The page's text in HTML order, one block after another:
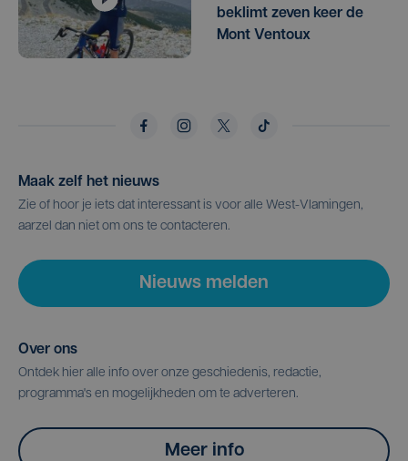
beklimt zeven keer de
Mont Ventoux
Maak zelf het nieuws
Zie of hoor je iets dat interessant is voor alle West-Vlamingen,
aarzel dan niet om ons te contacteren.
Nieuws melden
Over ons
Ontdek hier alle info over onze geschiedenis, redactie,
programma's en mogelijkheden om te adverteren.
Meer info